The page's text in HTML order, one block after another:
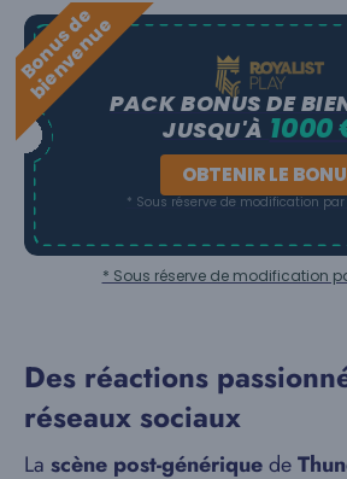
B
o
n
u
s
d
e
b
i
e
n
v
e
n
u
ePACK BONUS DE
JUSQU'À 1000
OBTENIR LE
* Sous réserve de modification
* Sous réserve de modification
Des réactions
réseaux sociaux
La scène post-génériquede